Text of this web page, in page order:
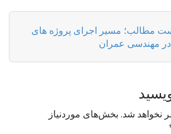
مطالب؛ مسیر اجرای پروژه های
مهندسی عمران
نخواهد شد. بخش‌های موردنیاز